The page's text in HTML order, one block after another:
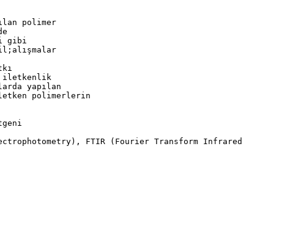
polimer
gibi
iletkenlik
yapılan
polimerlerin
FTIR (Fourier Transform Infrared